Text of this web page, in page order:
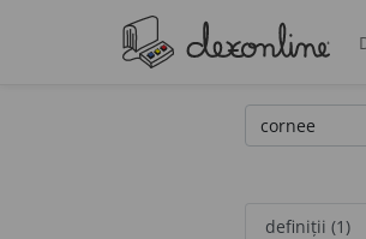
definiții (1)